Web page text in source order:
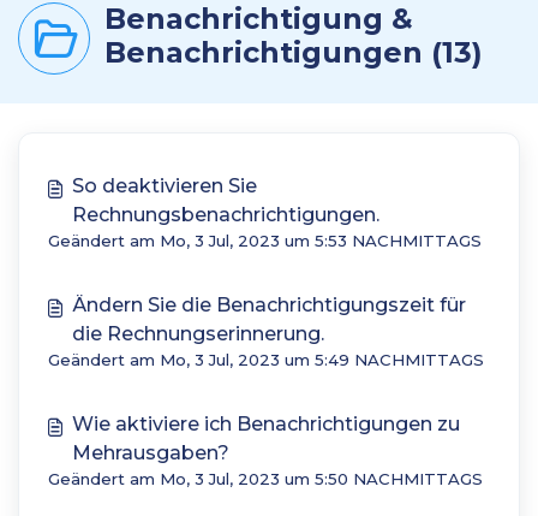
Benachrichtigung &
Benachrichtigungen (13)
So deaktivieren Sie
Rechnungsbenachrichtigungen.
Geändert am Mo, 3 Jul, 2023 um 5:53 NACHMITTAGS
Ändern Sie die Benachrichtigungszeit für
die Rechnungserinnerung.
Geändert am Mo, 3 Jul, 2023 um 5:49 NACHMITTAGS
Wie aktiviere ich Benachrichtigungen zu
Mehrausgaben?
Geändert am Mo, 3 Jul, 2023 um 5:50 NACHMITTAGS